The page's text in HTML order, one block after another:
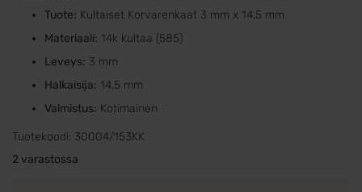
Tuote: Kultaiset Korvarenkaat 3 mm x 14,5 mm
Materiaali: 14k kultaa (585)
Leveys: 3 mm
Halkaisija: 14,5 mm
Valmistus: Kotimainen
Tuotekoodi: 30004/153KK
2 varastossa